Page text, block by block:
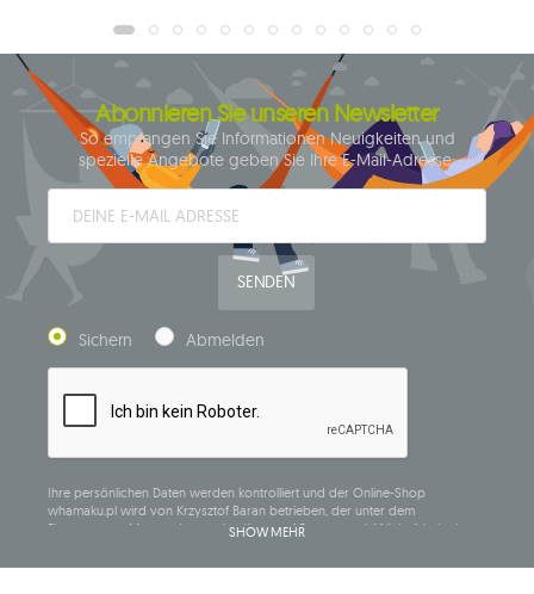
Abonnieren Sie unseren Newsletter
So empfangen Sie Informationen Neuigkeiten und
spezielle Angebote geben Sie Ihre E-Mail-Adresse:
SENDEN
Sichern Abmelden
Ihre persönlichen Daten werden kontrolliert und der Online-Shop
whamaku.pl wird von Krzysztof Baran betrieben, der unter dem
Firmennamen Mouton Interactive Krzysztof Baran geschäftlich tätig ist, in
SHOW MEHR